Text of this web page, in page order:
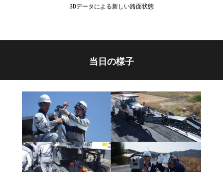
3Dデータによる新しい路面状態
当日の様子